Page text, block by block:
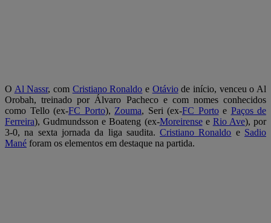
O Al Nassr, com Cristiano Ronaldo e Otáviode início, venceu o Al
Orobah, treinado por Álvaro Pacheco e com nomes conhecidos
como Tello (ex-FC Porto), Zouma, Seri (ex-FC Portoe Paços de
Ferreira), Gudmundsson e Boateng (ex-Moreirensee Rio Ave), por
3-0, na sexta jornada da liga saudita.Cristiano Ronaldo e Sadio
Mané foram os elementos em destaque na partida.